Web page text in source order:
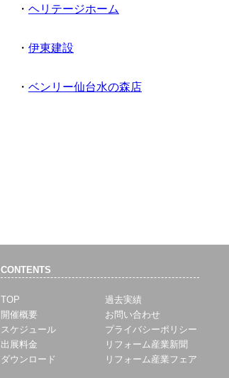
・ ヘリテージホーム
・ 伊東建設
・ ベンリー仙台水の森店
CONTENTS
TOP
開催概要
スケジュール
出展料金
ダウンロード
過去実績
お問い合わせ
プライバシーポリシー
リフォーム産業新聞
リフォーム産業フェア